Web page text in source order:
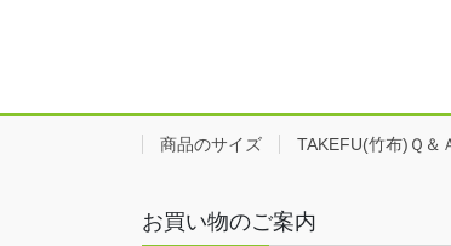
商品のサイズ TAKEFU(竹布)Ｑ＆
お買い物のご案内